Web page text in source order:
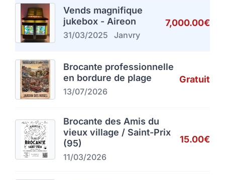
Vends magnifique
jukebox - Aireon
31/03/2025 Janvry
7,000.00€
Brocante professionnelle
en bordure de plage
13/07/2026
Gratuit
Brocante des Amis du
vieux village / Saint-Prix
(95)
11/03/2026
15.00€